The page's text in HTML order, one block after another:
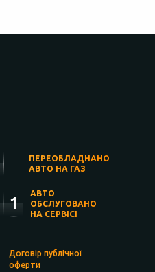
ПЕРЕОБЛАДНАНО
АВТО НА ГАЗ
1
АВТО
ОБСЛУГОВАНО
НА СЕРВІСІ
Договір публічної
оферти